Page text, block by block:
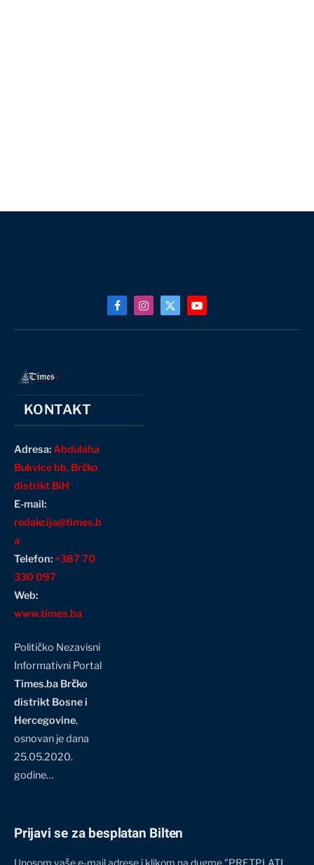
FacebookInstagram
X
(Twitter)
YouTube
KONTAKT
Adresa:Abdulaha
Bukvice bb, Brčko
distrikt BiH
E-mail:
redakcija@times.b
a
Telefon:+387 70
330 097
Web:
www.times.ba
Političko Nezavisni
Informativni Portal
Times.ba Brčko
distrikt Bosne i
Hercegovine,
osnovan je dana
25.05.2020.
godine…
Prijavi se za besplatan Bilten